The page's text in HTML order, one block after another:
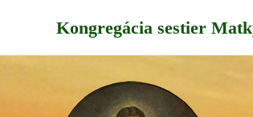
Kongregácia sestier